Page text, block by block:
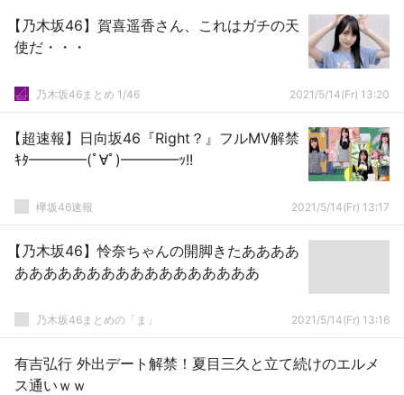
【乃木坂46】賀喜遥香さん、これはガチの天
使だ・・・
乃木坂46まとめ 1/46 2021/5/14(Fr) 13:20
【超速報】日向坂46『Right？』フルMV解禁
ｷﾀ━━━━(ﾟ∀ﾟ)━━━━ｯ!!
欅坂46速報 2021/5/14(Fr) 13:17
【乃木坂46】怜奈ちゃんの開脚きたああああ
あああああああああああああああああ
乃木坂46まとめの「ま」 2021/5/14(Fr) 13:16
有吉弘行 外出デート解禁！夏目三久と立て続けのエルメ
ス通いｗｗ